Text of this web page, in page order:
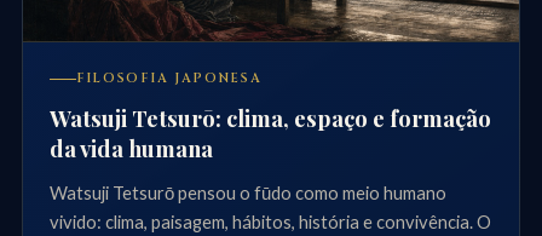
FILOSOFIA JAPONESA
Watsuji Tetsurō: clima, espaço e formação
da vida humana
Watsuji Tetsurō pensou o fūdo como meio humano
vivido: clima, paisagem, hábitos, história e convivência. O